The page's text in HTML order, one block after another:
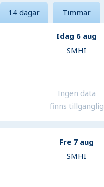
14 dagar Timmar
Idag 6 aug
SMHI
Ingen data
finns tillgänglig
Fre 7 aug
SMHI